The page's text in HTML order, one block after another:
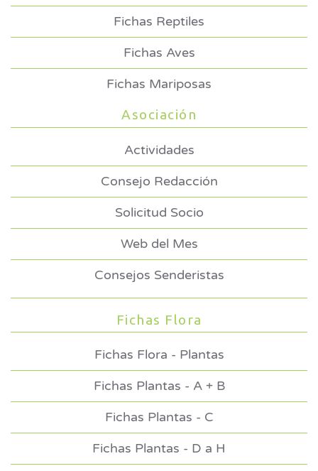
Fichas Reptiles
Fichas Aves
Fichas Mariposas
Asociación
Actividades
Consejo Redacción
Solicitud Socio
Web del Mes
Consejos Senderistas
Fichas Flora
Fichas Flora - Plantas
Fichas Plantas - A + B
Fichas Plantas - C
Fichas Plantas - D a H